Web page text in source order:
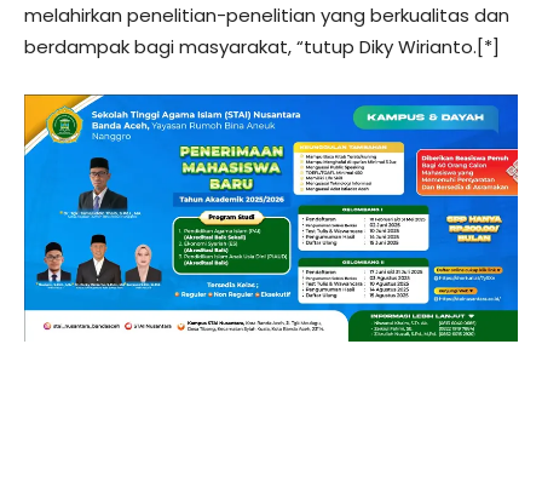
melahirkan penelitian-penelitian yang berkualitas dan
berdampak bagi masyarakat, “tutup Diky Wirianto.[*]